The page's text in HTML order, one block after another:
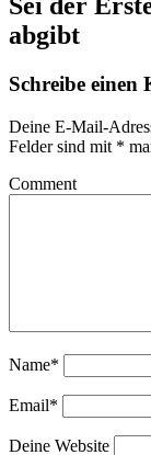
abgibt
Schreibe einen
Deine E-Mail-
Felder sind mit *
Comment
Name*
Email*
Deine Website